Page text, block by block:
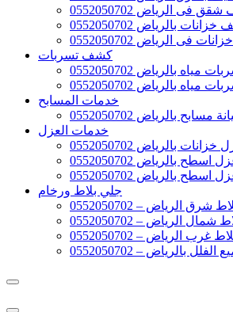
فى الرياض 0552050702
بالرياض 0552050702
فى الرياض 0552050702
كشف تسربات
بالرياض 0552050702
بالرياض 0552050702
خدمات المسابح
بالرياض 0552050702
خدمات العزل
بالرياض 0552050702
بالرياض 0552050702
بالرياض 0552050702
جلي بلاط ورخام
الرياض – 0552050702
الرياض – 0552050702
الرياض – 0552050702
بالرياض – 0552050702